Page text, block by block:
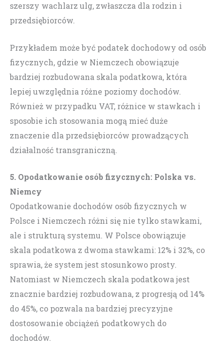
szerszy wachlarz ulg, zwłaszcza dla rodzin i
przedsiębiorców.
Przykładem może być podatek dochodowy od osób
fizycznych, gdzie w Niemczech obowiązuje
bardziej rozbudowana skala podatkowa, która
lepiej uwzględnia różne poziomy dochodów.
Również w przypadku VAT, różnice w stawkach i
sposobie ich stosowania mogą mieć duże
znaczenie dla przedsiębiorców prowadzących
działalność transgraniczną.
5. Opodatkowanie osób fizycznych: Polska vs.
Niemcy
Opodatkowanie dochodów osób fizycznych w
Polsce i Niemczech różni się nie tylko stawkami,
ale i strukturą systemu. W Polsce obowiązuje
skala podatkowa z dwoma stawkami: 12% i 32%, co
sprawia, że system jest stosunkowo prosty.
Natomiast w Niemczech skala podatkowa jest
znacznie bardziej rozbudowana, z progresją od 14%
do 45%, co pozwala na bardziej precyzyjne
dostosowanie obciążeń podatkowych do
dochodów.